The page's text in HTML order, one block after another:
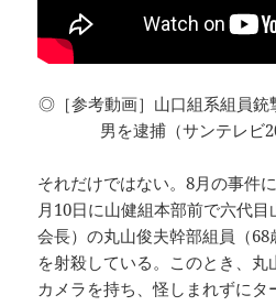
◎［参考動画］山口組系組員銃
男を逮捕（サンテレビ
それだけではない。8月の事件
月10日に山健組本部前で六代
会長）の丸山俊夫幹部組員（
を射殺している。このとき、丸
カメラを持ち、怪しまれずにタ